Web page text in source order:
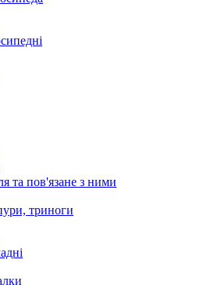
та пов'язане з ними
триноги